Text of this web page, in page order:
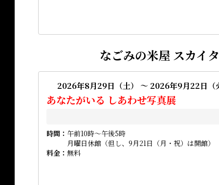
なごみの米屋 スカイ
2026年8月29日（土） ～ 2026年9月22日（
あなたがいる しあわせ写真展
時間
午前10時～午後5時
月曜日休館（但し、9月21日（月・祝）は開館）
料金
無料